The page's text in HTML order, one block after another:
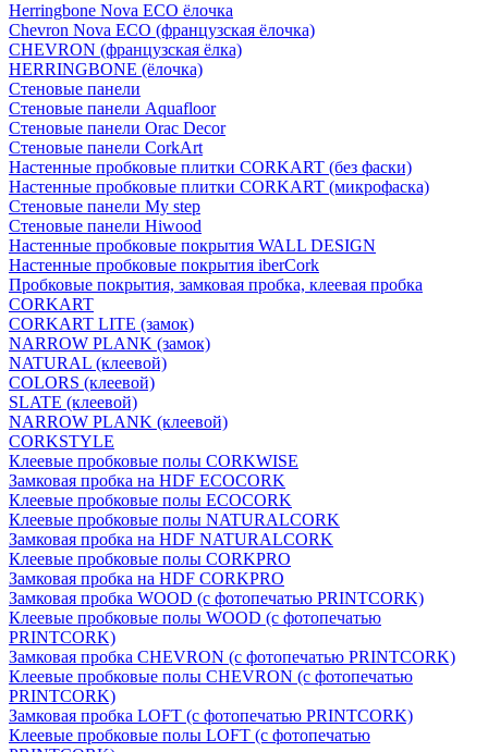
Herringbone Nova ECO ёлочка
Chevron Nova ECO (французская ёлочка)
CHEVRON (французская ёлка)
HERRINGBONE (ёлочка)
Стеновые панели
Стеновые панели Aquafloor
Стеновые панели Orac Decor
Стеновые панели CorkArt
Настенные пробковые плитки CORKART (без фаски)
Настенные пробковые плитки CORKART (микрофаска)
Стеновые панели My step
Стеновые панели Hiwood
Настенные пробковые покрытия WALL DESIGN
Настенные пробковые покрытия iberCork
Пробковые покрытия, замковая пробка, клеевая пробка
CORKART
CORKART LITE (замок)
NARROW PLANK (замок)
NATURAL (клеевой)
COLORS (клеевой)
SLATE (клеевой)
NARROW PLANK (клеевой)
CORKSTYLE
Клеевые пробковые полы CORKWISE
Замковая пробка на HDF ECOCORK
Клеевые пробковые полы ECOCORK
Клеевые пробковые полы NATURALCORK
Замковая пробка на HDF NATURALCORK
Клеевые пробковые полы CORKPRO
Замковая пробка на HDF CORKPRO
Замковая пробка WOOD (с фотопечатью PRINTCORK)
Клеевые пробковые полы WOOD (с фотопечатью
PRINTCORK)
Замковая пробка CHEVRON (с фотопечатью PRINTCORK)
Клеевые пробковые полы CHEVRON (с фотопечатью
PRINTCORK)
Замковая пробка LOFT (с фотопечатью PRINTCORK)
Клеевые пробковые полы LOFT (с фотопечатью